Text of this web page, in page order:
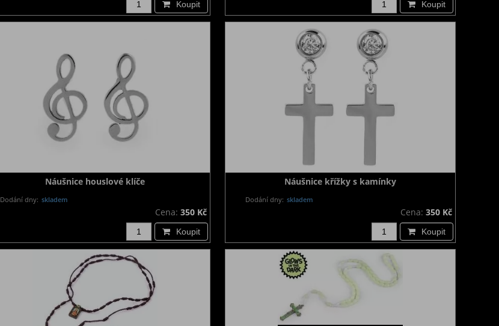
Koupit Koupit
Náušnice houslové klíče
Dodání dny: skladem
Cena: 350 Kč
Koupit
Náušnice křížky s kamínky
Dodání dny: skladem
Cena: 350 Kč
Koupit